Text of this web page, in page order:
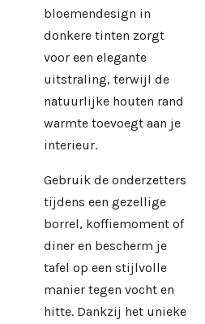
bloemendesign in
donkere tinten zorgt
voor een elegante
uitstraling, terwijl de
natuurlijke houten rand
warmte toevoegt aan je
interieur.
Gebruik de onderzetters
tijdens een gezellige
borrel, koffiemoment of
diner en bescherm je
tafel op een stijlvolle
manier tegen vocht en
hitte. Dankzij het unieke